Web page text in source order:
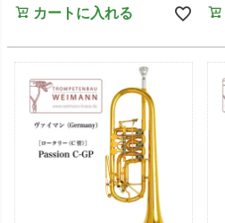
カートに入れる